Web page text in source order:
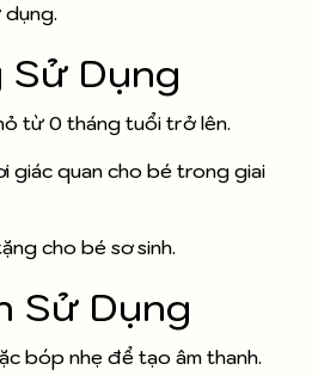
dụng.
Dụng
từ 0 tháng tuổi trở lên.
giác quan cho bé trong giai
cho bé sơ sinh.
Sử Dụng
bóp nhẹ để tạo âm thanh.